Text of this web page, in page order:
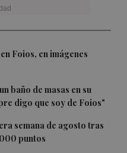
Foios, en imágenes
baño de masas en su
digo que soy de Foios"
semana de agosto tras
puntos